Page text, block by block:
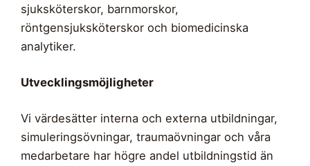
sjuksköterskor, barnmorskor,
röntgensjuksköterskor och biomedicinska
analytiker.
Utvecklingsmöjligheter
Vi värdesätter interna och externa utbildningar,
simuleringsövningar, traumaövningar och våra
medarbetare har högre andel utbildningstid än